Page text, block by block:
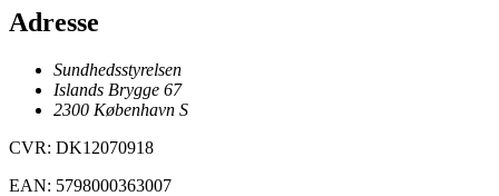
Adresse
Sundhedsstyrelsen
Islands Brygge 67
2300 København S
CVR: DK12070918
EAN: 5798000363007